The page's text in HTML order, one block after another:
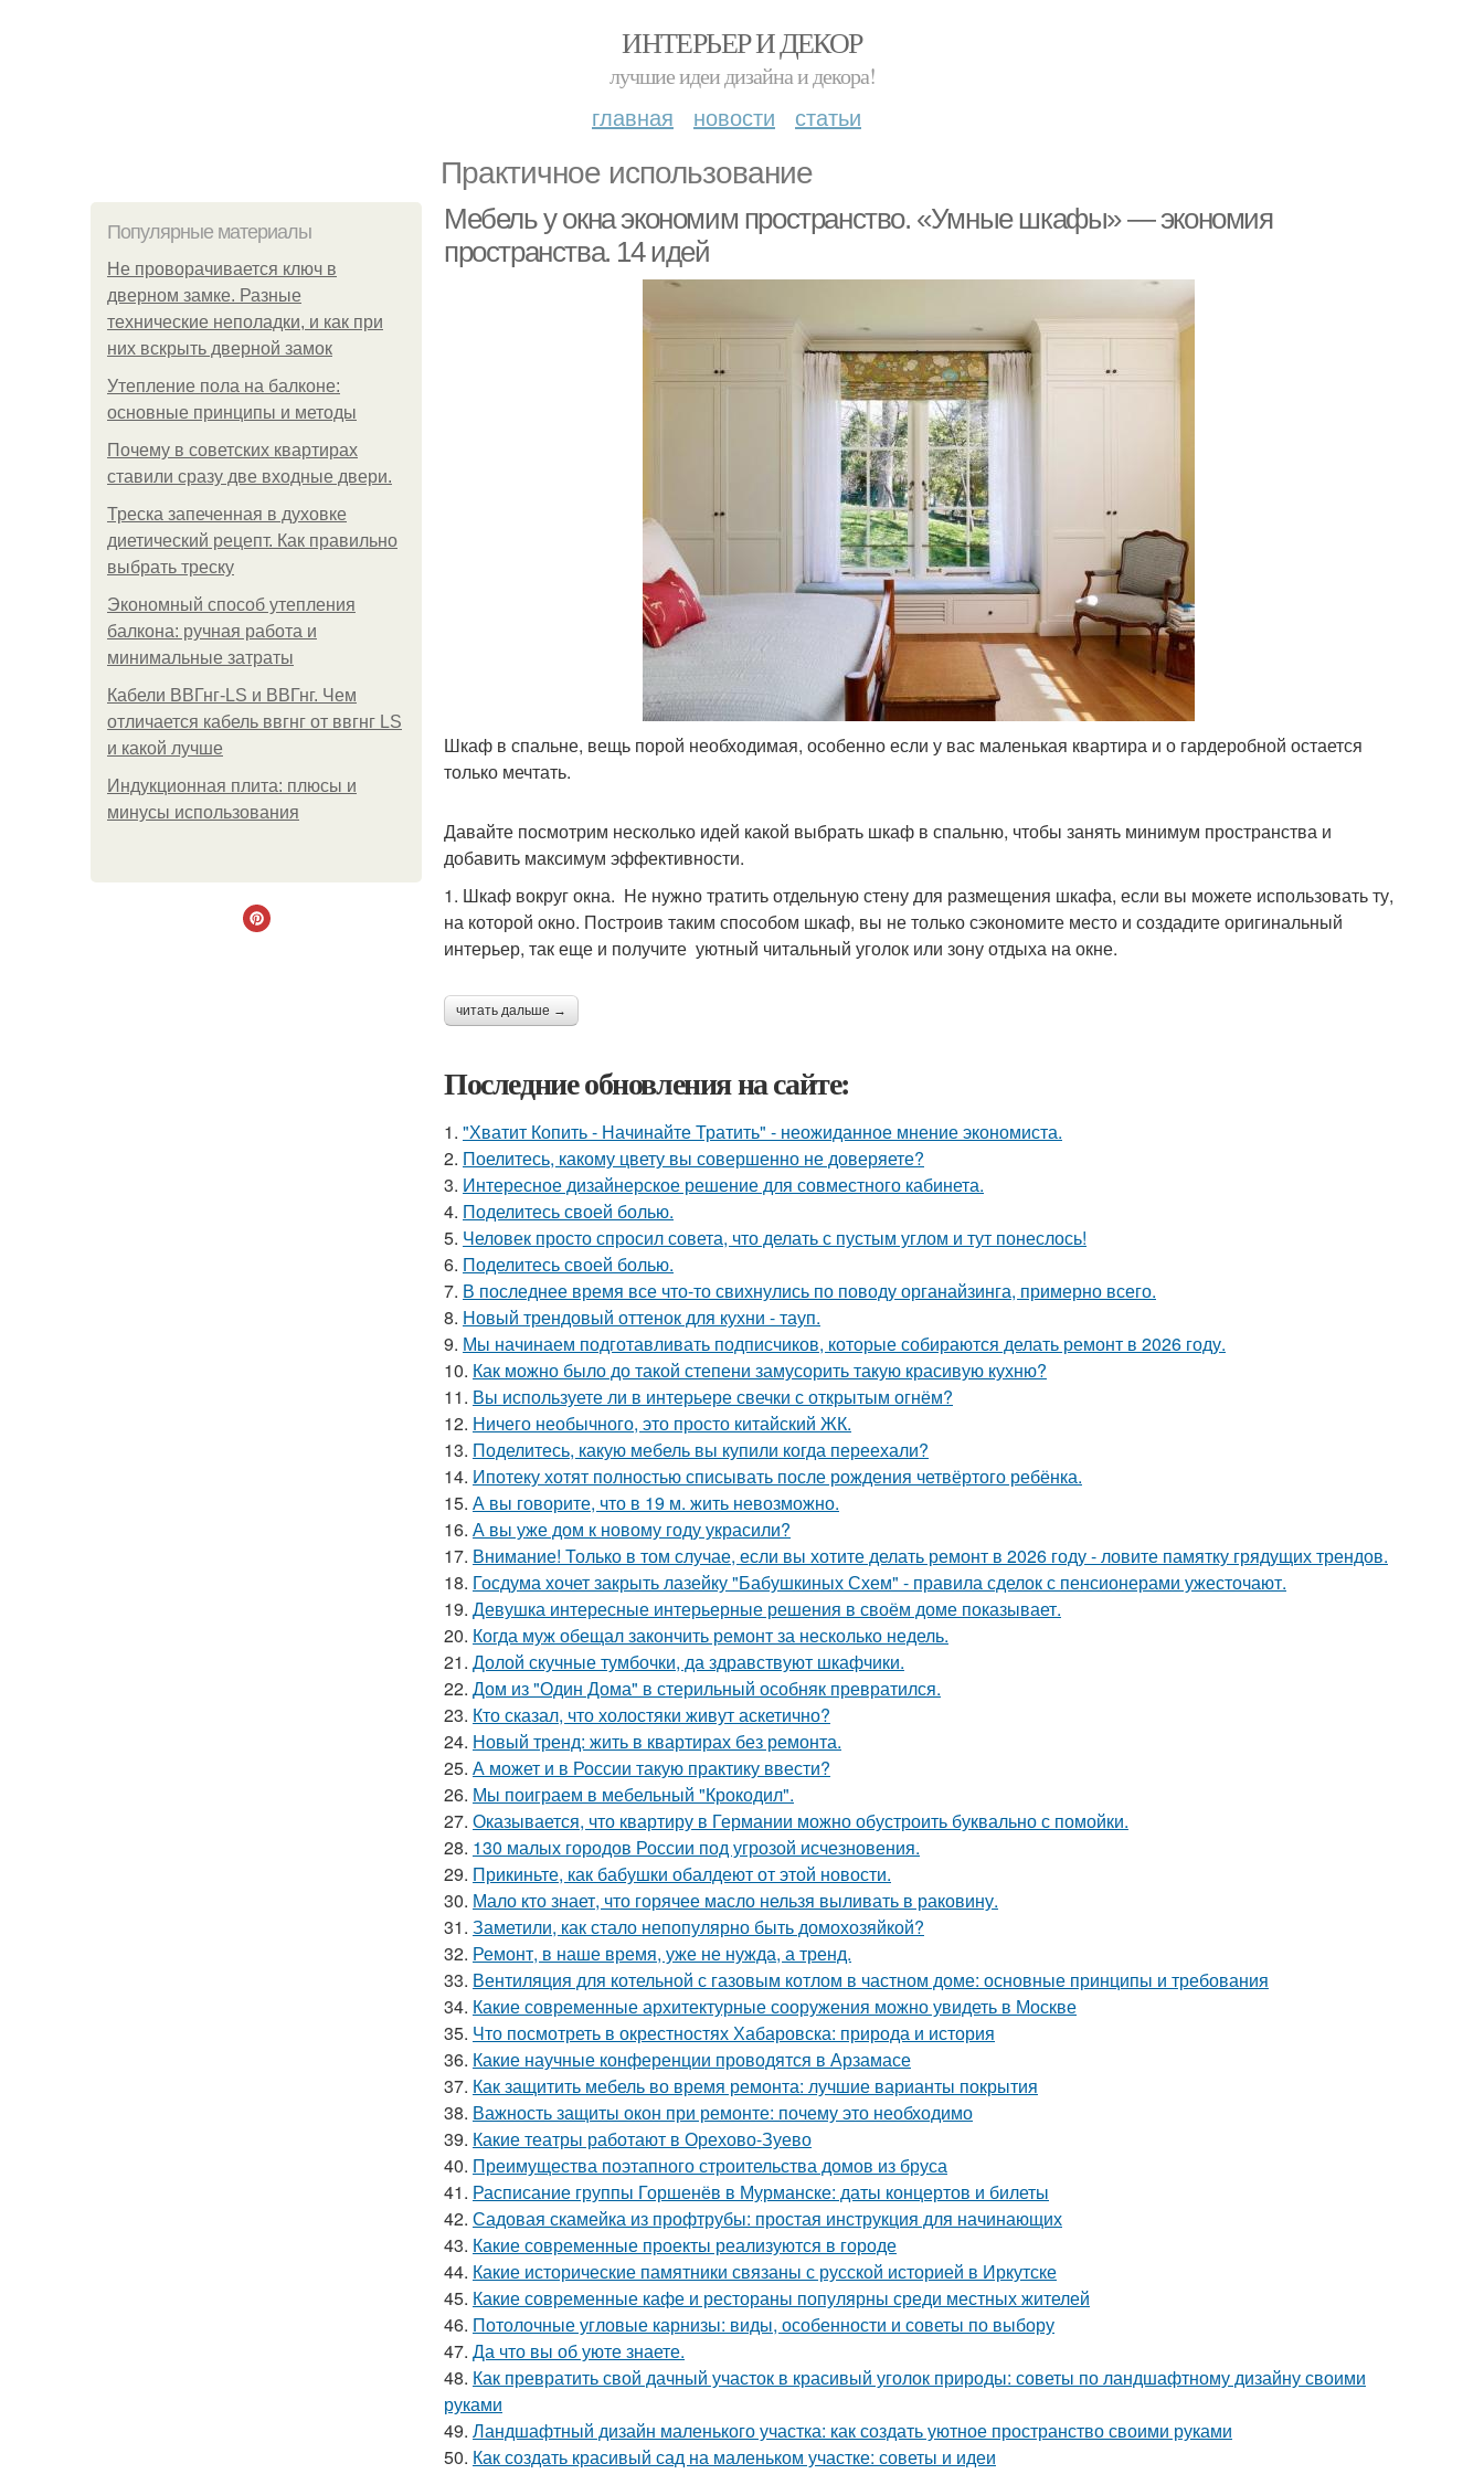
ИНТЕРЬЕР И ДЕКОР
лучшие идеи дизайна и декора!
главная новости статьи
Практичное использование
Популярные материалы
Не проворачивается ключ в
дверном замке. Разные
технические неполадки, и как при
них вскрыть дверной замок
Утепление пола на балконе:
основные принципы и методы
Почему в советских квартирах
ставили сразу две входные двери.
Треска запеченная в духовке
диетический рецепт. Как правильно
выбрать треску
Экономный способ утепления
балкона: ручная работа и
минимальные затраты
Кабели ВВГнг-LS и ВВГнг. Чем
отличается кабель ввгнг от ввгнг LS
и какой лучше
Индукционная плита: плюсы и
минусы использования
Мебель у окна экономим пространство. «Умные шкафы» — экономия
пространства. 14 идей
Шкаф в спальне, вещь порой необходимая, особенно если у вас маленькая квартира и о гардеробной остается
только мечтать.
Давайте посмотрим несколько идей какой выбрать шкаф в спальню, чтобы занять минимум пространства и
добавить максимум эффективности.
1. Шкаф вокруг окна. Не нужно тратить отдельную стену для размещения шкафа, если вы можете использовать ту,
на которой окно. Построив таким способом шкаф, вы не только сэкономите место и создадите оригинальный
интерьер, так еще и получите уютный читальный уголок или зону отдыха на окне.
читать дальше →
Последние обновления на сайте:
1. "Хватит Копить - Начинайте Тратить" - неожиданное мнение экономиста.
2. Поелитесь, какому цвету вы совершенно не доверяете?
3. Интересное дизайнерское решение для совместного кабинета.
4. Поделитесь своей болью.
5. Человек просто спросил совета, что делать с пустым углом и тут понеслось!
6. Поделитесь своей болью.
7. В последнее время все что-то свихнулись по поводу органайзинга, примерно всего.
8. Новый трендовый оттенок для кухни - тауп.
9. Мы начинаем подготавливать подписчиков, которые собираются делать ремонт в 2026 году.
10. Как можно было до такой степени замусорить такую красивую кухню?
11. Вы используете ли в интерьере свечки с открытым огнём?
12. Ничего необычного, это просто китайский ЖК.
13. Поделитесь, какую мебель вы купили когда переехали?
14. Ипотеку хотят полностью списывать после рождения четвёртого ребёнка.
15. А вы говорите, что в 19 м. жить невозможно.
16. А вы уже дом к новому году украсили?
17. Внимание! Только в том случае, если вы хотите делать ремонт в 2026 году - ловите памятку грядущих трендов.
18. Госдума хочет закрыть лазейку "Бабушкиных Схем" - правила сделок с пенсионерами ужесточают.
19. Девушка интересные интерьерные решения в своём доме показывает.
20. Когда муж обещал закончить ремонт за несколько недель.
21. Долой скучные тумбочки, да здравствуют шкафчики.
22. Дом из "Один Дома" в стерильный особняк превратился.
23. Кто сказал, что холостяки живут аскетично?
24. Новый тренд: жить в квартирах без ремонта.
25. А может и в России такую практику ввести?
26. Мы поиграем в мебельный "Крокодил".
27. Оказывается, что квартиру в Германии можно обустроить буквально с помойки.
28. 130 малых городов России под угрозой исчезновения.
29. Прикиньте, как бабушки обалдеют от этой новости.
30. Мало кто знает, что горячее масло нельзя выливать в раковину.
31. Заметили, как стало непопулярно быть домохозяйкой?
32. Ремонт, в наше время, уже не нужда, а тренд.
33. Вентиляция для котельной с газовым котлом в частном доме: основные принципы и требования
34. Какие современные архитектурные сооружения можно увидеть в Москве
35. Что посмотреть в окрестностях Хабаровска: природа и история
36. Какие научные конференции проводятся в Арзамасе
37. Как защитить мебель во время ремонта: лучшие варианты покрытия
38. Важность защиты окон при ремонте: почему это необходимо
39. Какие театры работают в Орехово-Зуево
40. Преимущества поэтапного строительства домов из бруса
41. Расписание группы Горшенёв в Мурманске: даты концертов и билеты
42. Садовая скамейка из профтрубы: простая инструкция для начинающих
43. Какие современные проекты реализуются в городе
44. Какие исторические памятники связаны с русской историей в Иркутске
45. Какие современные кафе и рестораны популярны среди местных жителей
46. Потолочные угловые карнизы: виды, особенности и советы по выбору
47. Да что вы об уюте знаете.
48. Как превратить свой дачный участок в красивый уголок природы: советы по ландшафтному дизайну своими
руками
49. Ландшафтный дизайн маленького участка: как создать уютное пространство своими руками
50. Как создать красивый сад на маленьком участке: советы и идеи